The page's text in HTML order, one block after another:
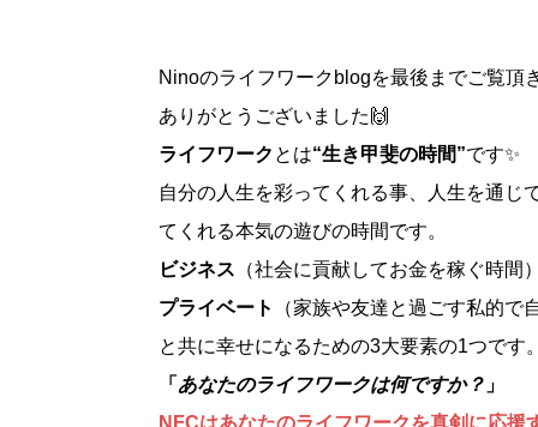
Ninoのライフワークblogを最後までご覧頂
ありがとうございました 🙌
ライフワーク とは“生き甲斐の時間”です✨
自分の人生を彩ってくれる事、人生を通じ
てくれる本気の遊びの時間です。
ビジネス （社会に貢献してお金を稼ぐ時間
プライベート
（家族や友達と過ごす私的で
と共に幸せになるための3大要素の1つです
「 あなたのライフワークは何ですか？ 」
NFCはあなたのライフワークを真剣に応援